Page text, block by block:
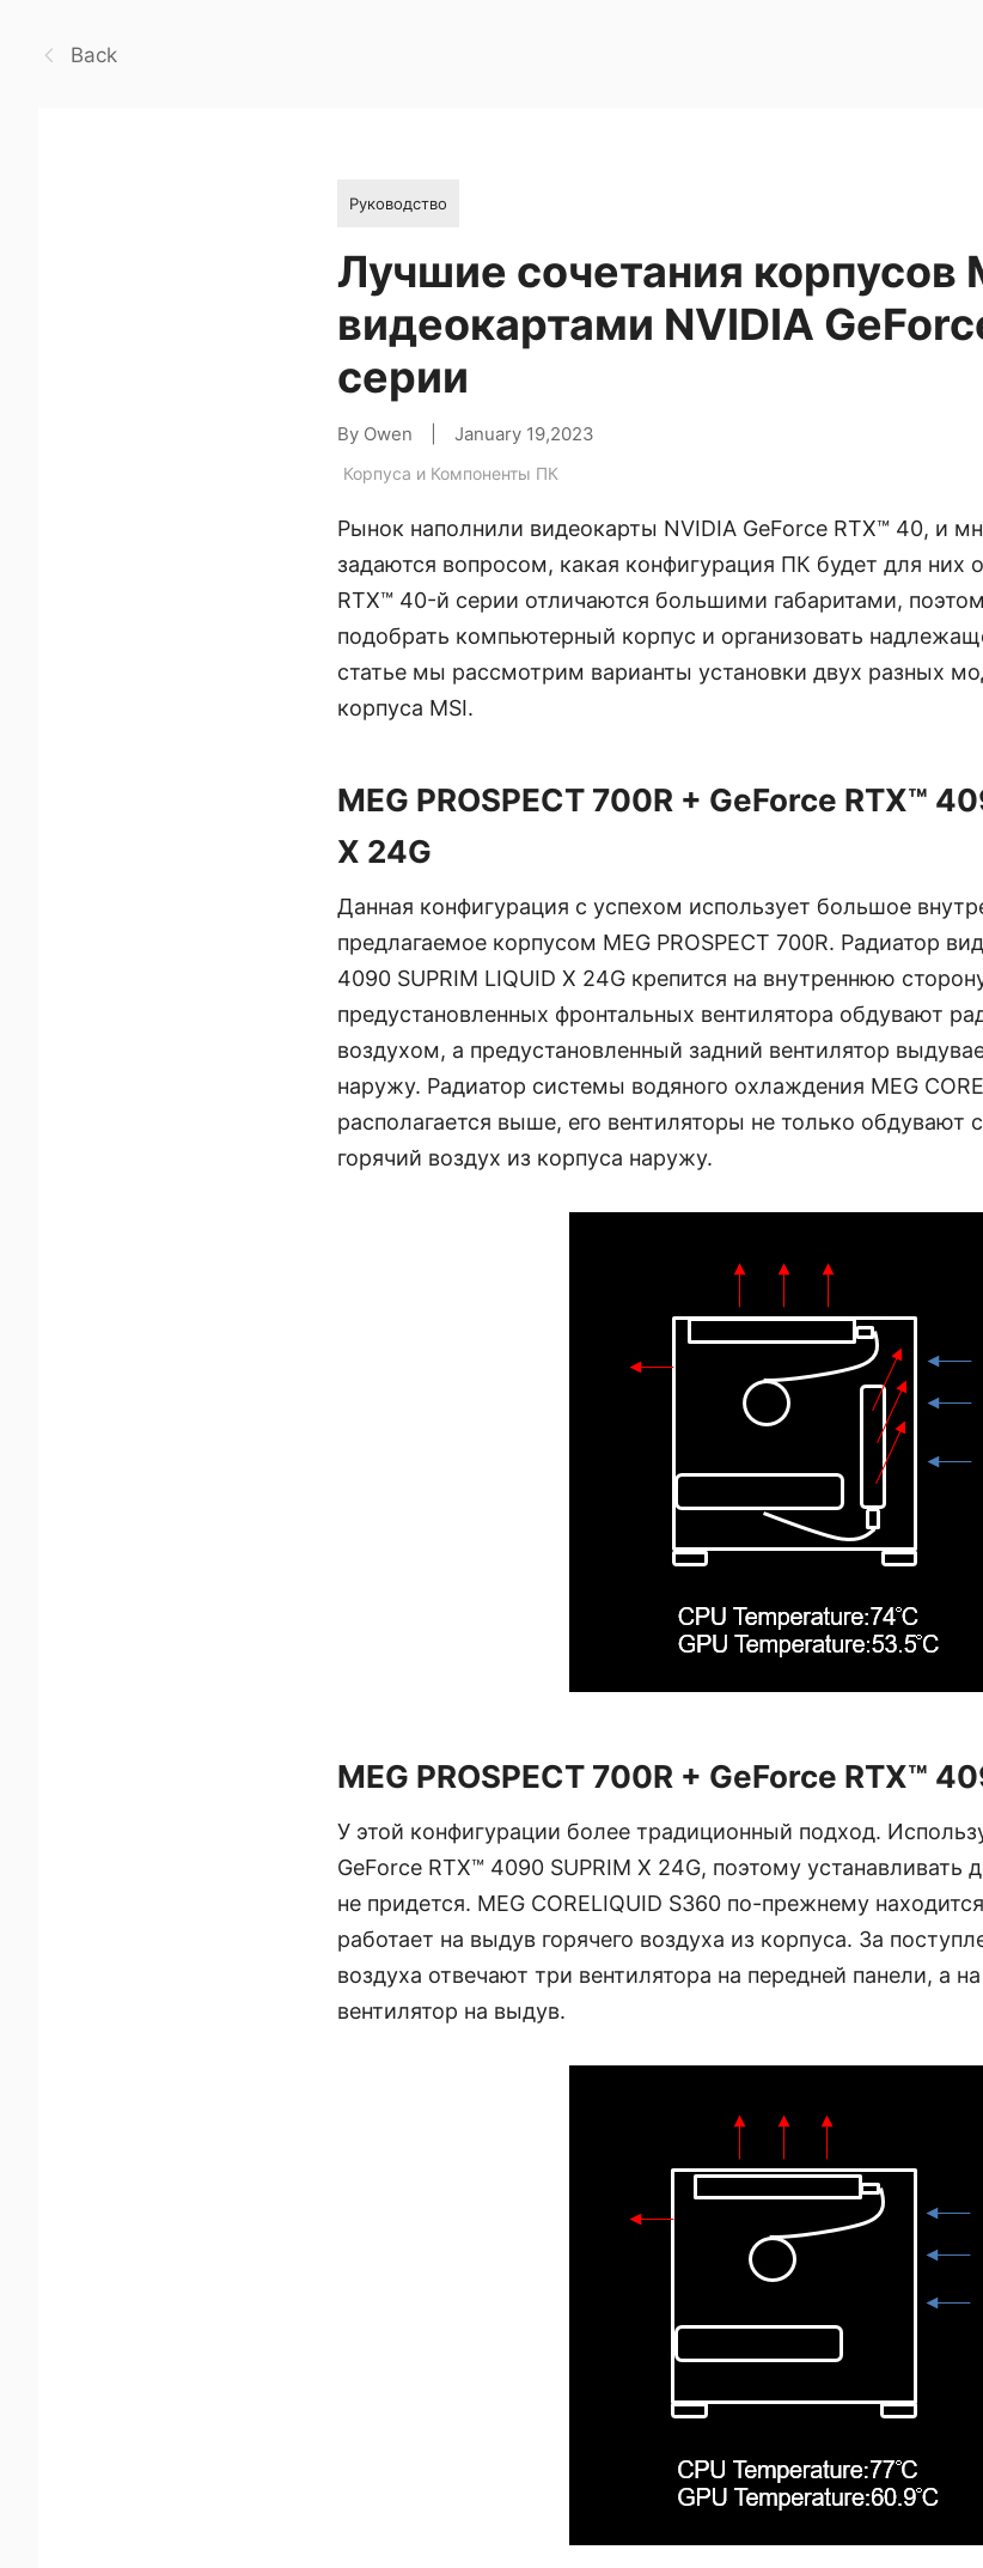
Back
Руководство
Лучшие сочетания корпусов
видеокартами NVIDIA
серии
By Owen January 19,2023
Корпуса и Компоненты ПК
Рынок наполнили видеокарты NVIDIA GeForce RTX™ 40, и
задаются вопросом, какая конфигурация ПК будет для них
RTX™ 40-й серии отличаются большими габаритами,
подобрать компьютерный корпус и организовать
статье мы рассмотрим варианты установки двух разных
корпуса MSI.
MEG PROSPECT 700R + GeForce RTX™
X 24G
Данная конфигурация с успехом использует большое
предлагаемое корпусом MEG PROSPECT 700R. Радиатор
4090 SUPRIM LIQUID X 24G крепится на внутреннюю
предустановленных фронтальных вентилятора обдувают
воздухом, а предустановленный задний вентилятор
наружу. Радиатор системы водяного охлаждения MEG
располагается выше, его вентиляторы не только обдувают
горячий воздух из корпуса наружу.
MEG PROSPECT 700R + GeForce RTX™
У этой конфигурации более традиционный подход.
GeForce RTX™ 4090 SUPRIM X 24G, поэтому устанавливать
не придется. MEG CORELIQUID S360 по-прежнему
работает на выдув горячего воздуха из корпуса. За
воздуха отвечают три вентилятора на передней панели, а
вентилятор на выдув.